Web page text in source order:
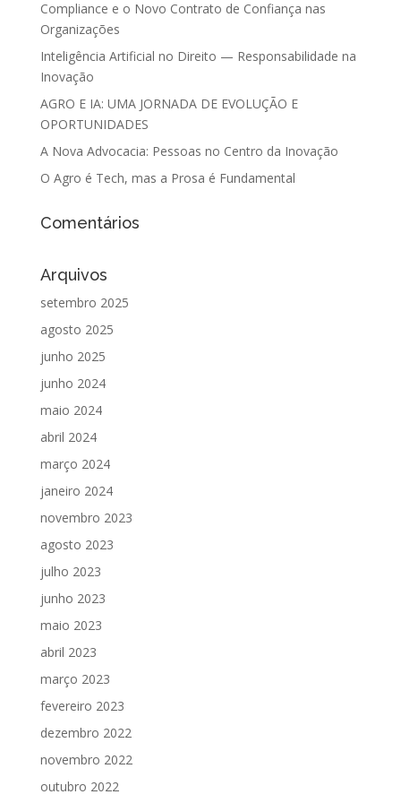
Compliance e o Novo Contrato de Confiança nas
Organizações
Inteligência Artificial no Direito — Responsabilidade na
Inovação
AGRO E IA: UMA JORNADA DE EVOLUÇÃO E
OPORTUNIDADES
A Nova Advocacia: Pessoas no Centro da Inovação
O Agro é Tech, mas a Prosa é Fundamental
Comentários
Arquivos
setembro 2025
agosto 2025
junho 2025
junho 2024
maio 2024
abril 2024
março 2024
janeiro 2024
novembro 2023
agosto 2023
julho 2023
junho 2023
maio 2023
abril 2023
março 2023
fevereiro 2023
dezembro 2022
novembro 2022
outubro 2022